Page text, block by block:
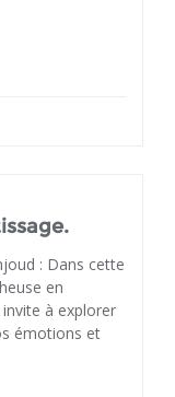
: Dans cette
en
à explorer
émotions et